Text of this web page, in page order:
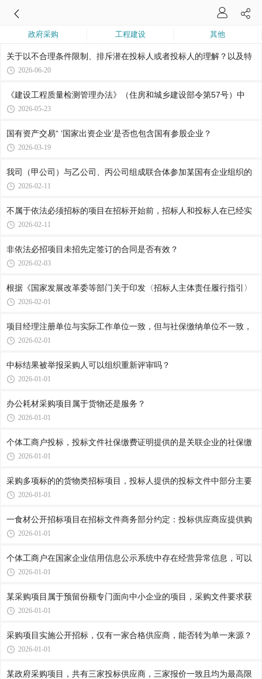
政府采购 工程建设 其他
关于以不合理条件限制、排斥潜在投标人或者投标人的理解？以及特
2026-06-20
《建设工程质量检测管理办法》（住房和城乡建设部令第57号）中
2026-05-23
国有资产交易“ ‘国家出资企业’是否也包含国有参股企业？
2026-03-19
我司（甲公司）与乙公司、丙公司组成联合体参加某国有企业组织的
2026-02-11
不属于依法必须招标的项目在招标开始前，招标人和投标人在已经实
2026-02-11
非依法必招项目未招先定签订的合同是否有效？
2026-02-03
根据《国家发展改革委等部门关于印发〈招标人主体责任履行指引〉
2026-02-01
项目经理注册单位与实际工作单位一致，但与社保缴纳单位不一致，
2026-02-01
中标结果被举报采购人可以组织重新评审吗？
2026-01-01
办公耗材采购项目属于货物还是服务？
2026-01-01
个体工商户投标，投标文件社保缴费证明提供的是关联企业的社保缴
2026-01-01
采购多项标的的货物类招标项目，投标人提供的投标文件中部分主要
2026-01-01
一食材公开招标项目在招标文件商务部分约定：投标供应商应提供购
2026-01-01
个体工商户在国家企业信用信息公示系统中存在经营异常信息，可以
2026-01-01
某采购项目属于预留份额专门面向中小企业的项目，采购文件要求获
2026-01-01
采购项目实施公开招标，仅有一家合格供应商，能否转为单一来源？
2026-01-01
某政府采购项目，共有三家投标供应商，三家报价一致且均为最高限